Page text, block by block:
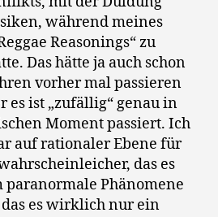
während meines
Reasonings“ zu
Das hätte ja auch schon
vorher mal passieren
es ist „zufällig“ genau in
Moment passiert. Ich
auf rationaler Ebene für
das es
paranormale Phänomene
es wirklich nur ein